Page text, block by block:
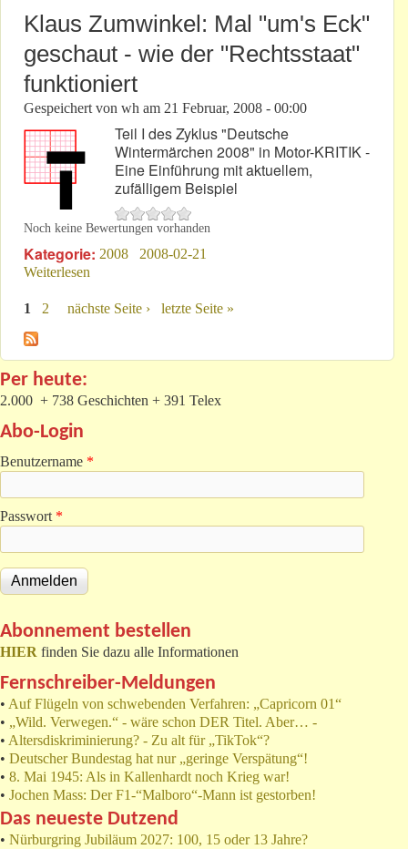
Klaus Zumwinkel: Mal "um's Eck"
geschaut - wie der "Rechtsstaat"
funktioniert
Gespeichert von wh am 21 Februar, 2008 - 00:00
Teil I des Zyklus "Deutsche
Wintermärchen 2008" in Motor-KRITIK -
Eine Einführung mit aktuellem,
zufälligem Beispiel
Noch keine Bewertungen vorhanden
Kategorie: 2008
2008-02-21
Weiterlesen
Seiten
1 2 nächste Seite › letzte Seite »
Per heute:
2.000 + 738 Geschichten + 391 Telex
Abo-Login
Benutzername *
Passwort *
Abonnement bestellen
HIER finden Sie dazu alle Informationen
Fernschreiber-Meldungen
• Auf Flügeln von schwebenden Verfahren: „Capricorn 01“
• „Wild. Verwegen.“ - wäre schon DER Titel. Aber… -
• Altersdiskriminierung? - Zu alt für „TikTok“?
• Deutscher Bundestag hat nur „geringe Verspätung“!
• 8. Mai 1945: Als in Kallenhardt noch Krieg war!
• Jochen Mass: Der F1-“Malboro“-Mann ist gestorben!
Das neueste Dutzend
• Nürburgring Jubiläum 2027: 100, 15 oder 13 Jahre?